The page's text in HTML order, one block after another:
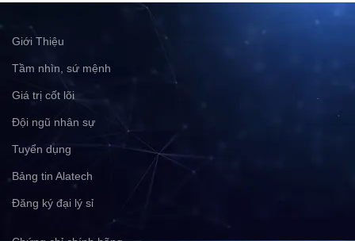
Giới Thiệu
Tầm nhìn, sứ mệnh
Giá trị cốt lõi
Đội ngũ nhân sự
Tuyển dụng
Bảng tin Alatech
Đăng ký đại lý sỉ